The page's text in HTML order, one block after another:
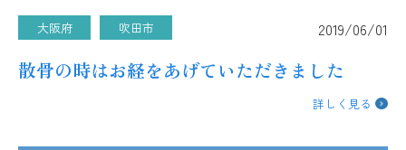
大阪府 吹田市 2019/06/01
散骨の時はお経をあげていただきました
詳しく見る